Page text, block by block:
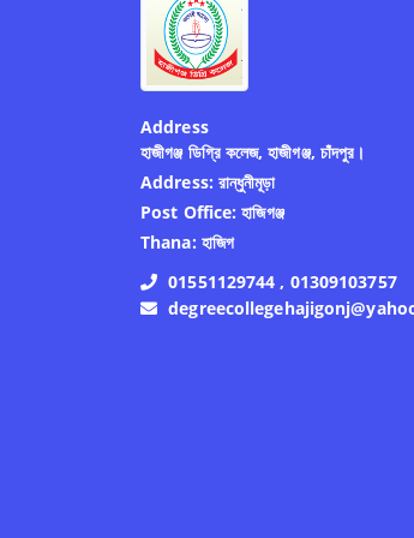
Address
হাজীগঞ্জ ডিগ্রি কলেজ, হাজীগঞ্জ, চাঁদপুর।
Address: রান্ধুনীমূড়া
Post Office: হাজিগঞ্জ
Thana: হাজিগ
01551129744 , 01309103757